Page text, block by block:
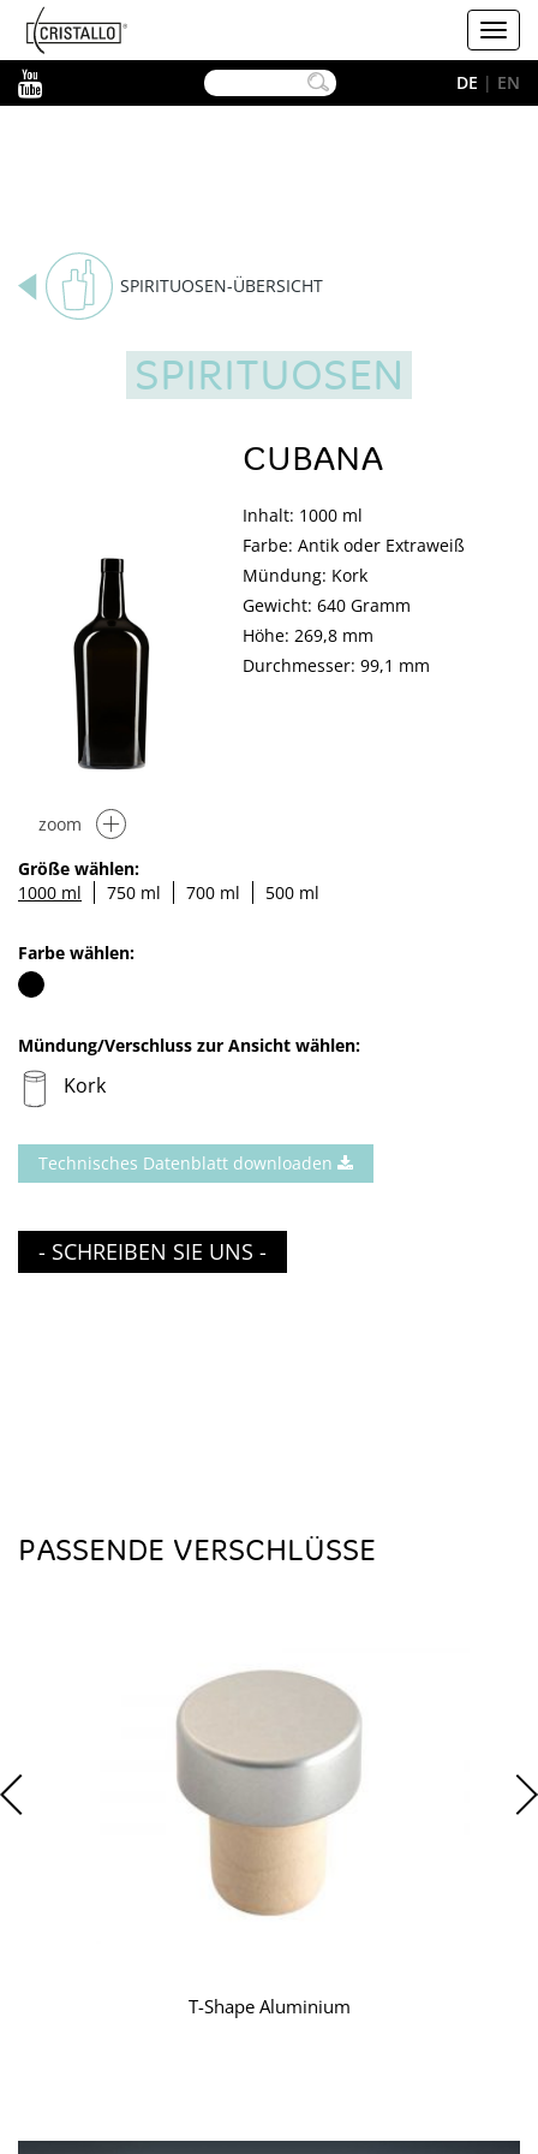
Cristallo
DE | EN
SPIRITUOSEN-ÜBERSICHT
SPIRITUOSEN
zoom
CUBANA
Inhalt: 1000 ml
Farbe: Antik oder Extraweiß
Mündung: Kork
Gewicht: 640 Gramm
Höhe: 269,8 mm
Durchmesser: 99,1 mm
Größe wählen:
1000 ml
750 ml 700 ml 500 ml
Farbe wählen:
Mündung/Verschluss zur Ansicht wählen:
Kork
Technisches Datenblatt downloaden
- SCHREIBEN SIE UNS -
PASSENDE VERSCHLÜSSE
T-Shape Aluminium